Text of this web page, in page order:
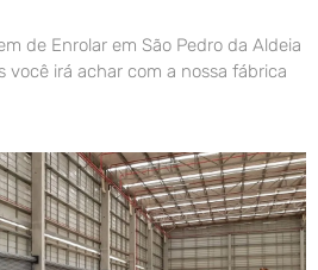
de Enrolar em São Pedro da Aldeia
você irá achar com a nossa fábrica